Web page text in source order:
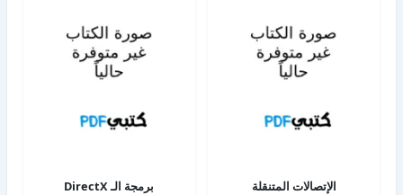
الإتصالات المتنقلة برمجة الـ DirectX